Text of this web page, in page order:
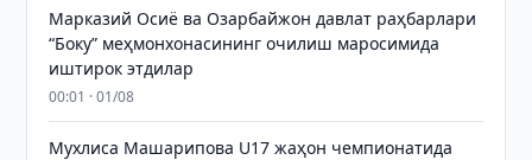
Марказий Осиё ва Озарбайжон давлат раҳбарлари
“Боку” меҳмонхонасининг очилиш маросимида
иштирок этдилар
00:01 · 01/08
Мухлиса Машарипова U17 жаҳон чемпионатида